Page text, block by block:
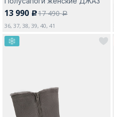
13 990 c17 490a
36, 37, 38, 39, 40, 41